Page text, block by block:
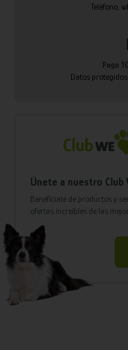
Teléfono,
Pago
Datos
Únete a nuestro Club
Benefíciate de productos y
ofertas increíbles de las